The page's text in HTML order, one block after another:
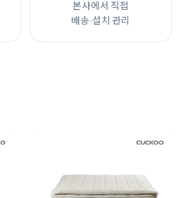
본사에서 직접
배송·설치 관리